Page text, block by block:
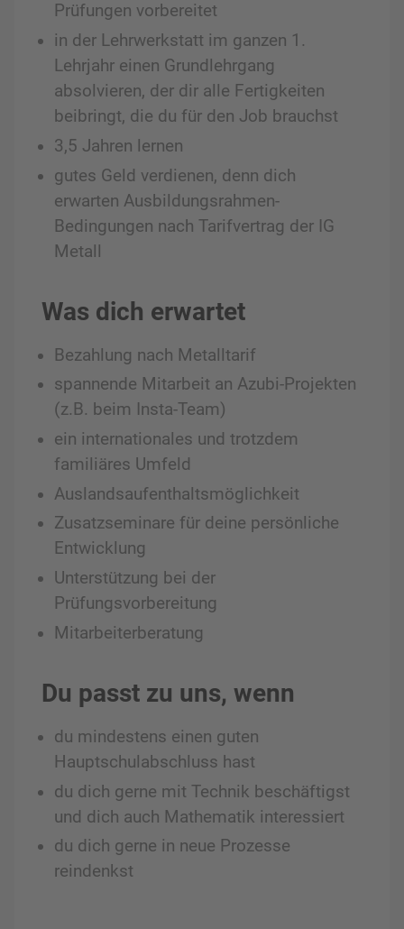
Prüfungen vorbereitet
in der Lehrwerkstatt im ganzen 1.
Lehrjahr einen Grundlehrgang
absolvieren, der dir alle Fertigkeiten
beibringt, die du für den Job brauchst
3,5 Jahren lernen
gutes Geld verdienen, denn dich
erwarten Ausbildungsrahmen-
Bedingungen nach Tarifvertrag der IG
Metall
Was dich erwartet
Bezahlung nach Metalltarif
spannende Mitarbeit an Azubi-Projekten
(z.B. beim Insta-Team)
ein internationales und trotzdem
familiäres Umfeld
Auslandsaufenthaltsmöglichkeit
Zusatzseminare für deine persönliche
Entwicklung
Unterstützung bei der
Prüfungsvorbereitung
Mitarbeiterberatung
Du passt zu uns, wenn
du mindestens einen guten
Hauptschulabschluss hast
du dich gerne mit Technik beschäftigst
und dich auch Mathematik interessiert
du dich gerne in neue Prozesse
reindenkst